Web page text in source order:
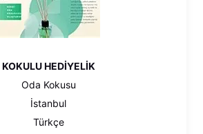
KOKULU HEDİYELİK
Oda Kokusu
İstanbul
Türkçe